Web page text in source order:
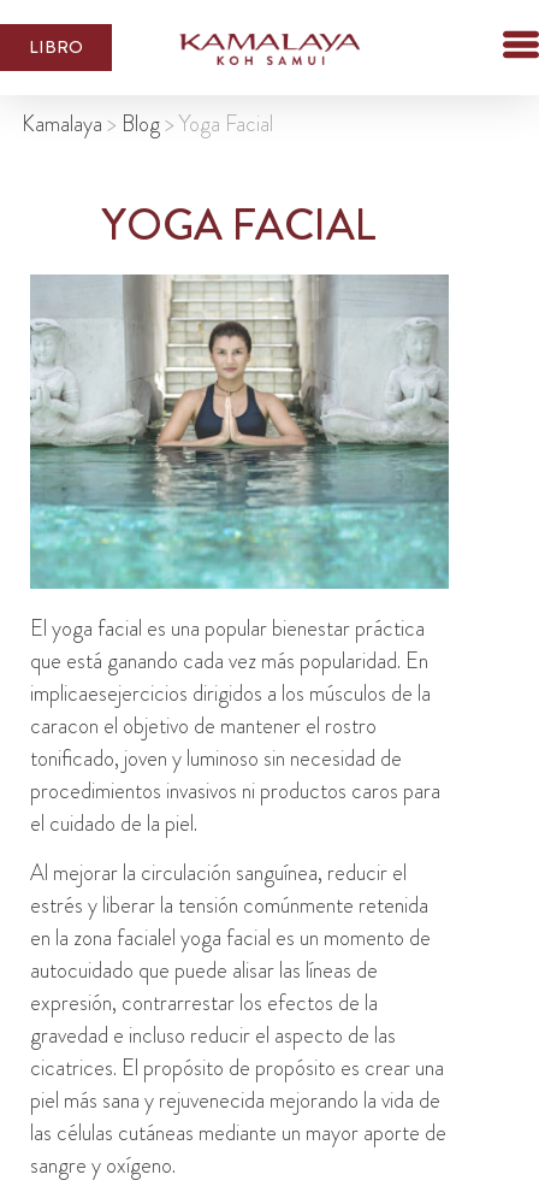
LIBRO
Kamalaya> Blog>Yoga Facial
YOGA FACIAL
El yoga facial es una popularbienestarpráctica
que está ganando cada vez más popularidad. En
implicaesejercicios dirigidos a los músculos de la
caracon el objetivo de mantenerel rostro
tonificado, joven y luminoso sin necesidad de
procedimientos invasivos ni productos caros para
el cuidado de la piel.
Al mejorar la circulación sanguínea, reducir el
estrés y liberar la tensión comúnmente retenida
en la zona facialel yoga facial es un momento de
autocuidado que puede alisar las líneas de
expresión, contrarrestar los efectos de la
gravedad e incluso reducir el aspecto de las
cicatrices. El propósito de propósito es crear una
piel más sana y rejuvenecida mejorando la vida de
las células cutáneas mediante un mayor aporte de
sangre y oxígeno.